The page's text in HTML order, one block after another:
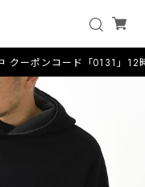
クーポンコード「0131」12